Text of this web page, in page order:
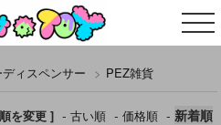
ィスペンサー > PEZ雑貨
を変更 ] - 古い順 - 価格順 - 新着順